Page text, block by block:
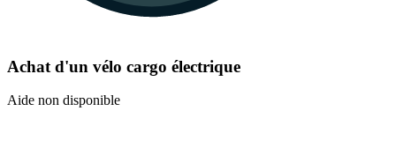
Achat d'un vélo cargo électrique
Aide non disponible